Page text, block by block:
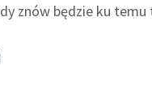
znów będzie ku